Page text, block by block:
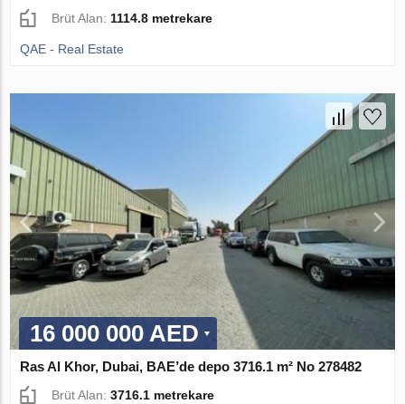
Brüt Alan: 1114.8 metrekare
QAE - Real Estate
16 000 000 AED
Ras Al Khor, Dubai, BAE’de depo 3716.1 m² No 278482
Brüt Alan:3716.1 metrekare